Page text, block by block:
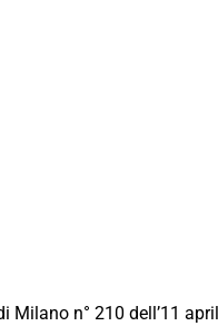
Milano n° 210 dell’11